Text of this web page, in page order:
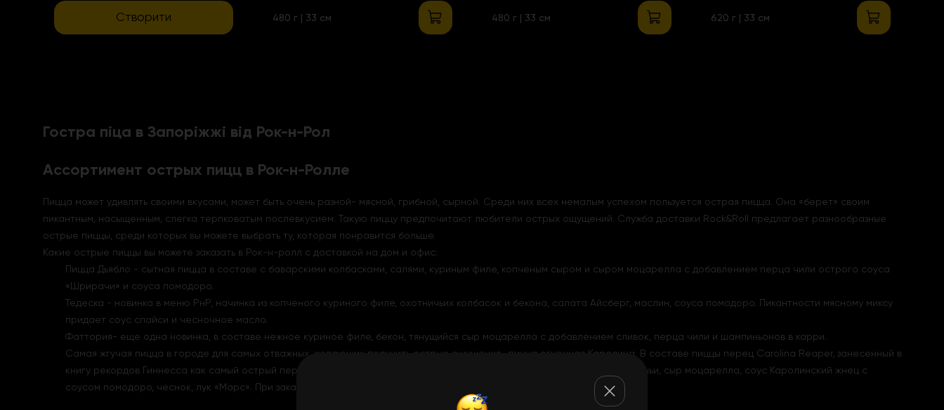
інгредієнтів
Створити 480 г | 33 см 480 г | 33 см 620 г | 33 см
Гостра піца в Запоріжжі від Рок-н-Рол
Ассортимент острых пицц в Рок-н-Ролле
Пицца может удивлять своими вкусами, может быть очень разной- мясной, грибной, сырной. Среди них всех немалым успехом пользуется острая пицца. Она «берет» своим
пикантным, насыщенным, слегка терпковатым послевкусием. Такую пиццу предпочитают любители острых ощущений. Служба доставки Rock&Roll предлагает разнообразные
острые пиццы, среди которых вы можете выбрать ту, которая понравится больше.
Какие острые пиццы вы можете заказать в Рок-н-ролл с доставкой на дом и офис:
Пицца Дьябло - сытная пицца в составе с баварскими колбасками, салями, куриным филе, копченым сыром и сыром моцарелла с добавлением перца чили острого соуса
«Шрирачи» и соуса помодоро.
Тедеска - новинка в меню РнР, начинка из копченого куриного филе, охотничьих колбасок и бекона, салата Айсберг, маслин, соуса помодоро. Пикантности мясному миксу
придает соус спайси и чесночное масло.
Фаттория- еще одна новинка, в составе нежное куриное филе, бекон, тянущийся сыр моцарелла с добавлением сливок, перца чили и шампиньонов в карри.
Самая жгучая пицца в городе для самых отважных, желающих получить острые ощущения- пицца огненная Каролина. В составе пиццы перец Carolina Reaper, занесенный в
книгу рекордов Гиннесса как самый острый перец в мире. Также в начинке болгарский перец, салями, колбаски охотничьи, сыр моцарелла, соус Каролинский жнец с
соусом помодоро, чеснок, лук «Марс». При заказе огненной Каролины мы предоставим в подарок 1л. молока.